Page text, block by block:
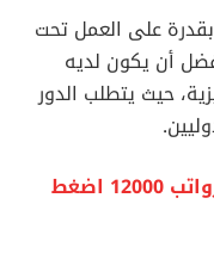
على العمل تحت
أن يكون لديه
حيث يتطلب الدور
للتقديم علي وظائف محاسبين برواتب 12000 اضغط